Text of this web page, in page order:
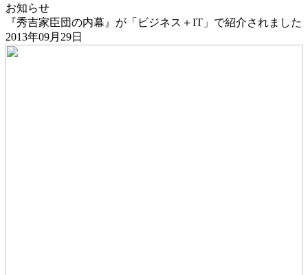
お知らせ
『秀吉家臣団の内幕』が「ビジネス＋IT」で紹介されました
2013年09月29日